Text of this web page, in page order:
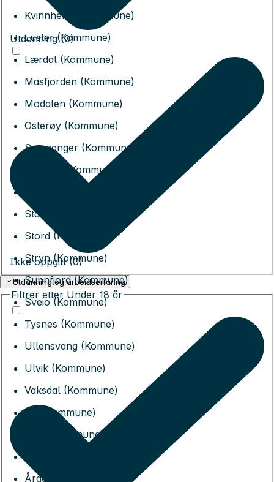
Kvinnherad (Kommune)
Luster (Kommune)
Lærdal (Kommune)
Masfjorden (Kommune)
Modalen (Kommune)
Osterøy (Kommune)
Samnanger (Kommune)
Sogndal (Kommune)
Stad (Kommune)
Stord (Kommune)
Stryn (Kommune)
Sunnfjord (Kommune)
Sveio (Kommune)
Tysnes (Kommune)
Ullensvang (Kommune)
Ulvik (Kommune)
Vaksdal (Kommune)
Vik (Kommune)
Voss (Kommune)
Årdal (Kommune)
Utdanning (0)
Ikke oppgitt (0)
Utdanning og arbeidserfaring
Filtrer etter Under 18 år